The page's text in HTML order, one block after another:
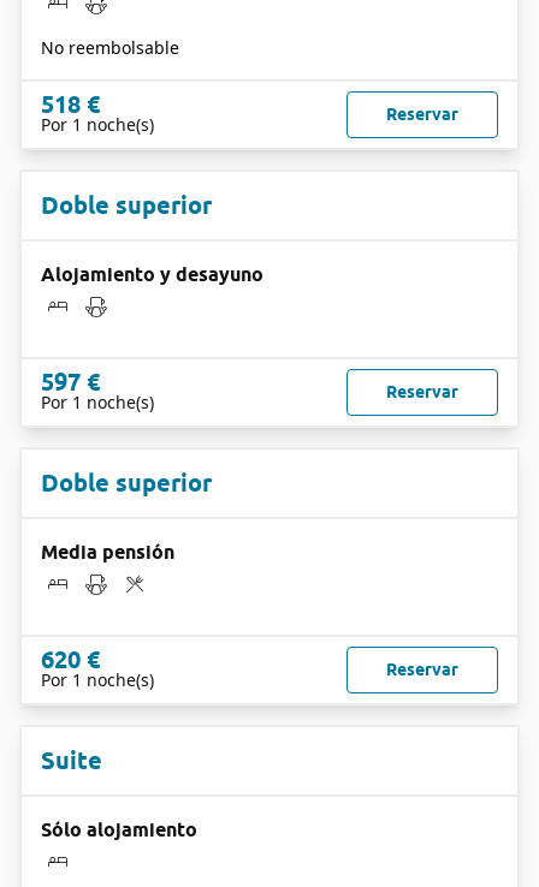
No reembolsable
518 €
Por 1 noche(s) Reservar
Doble superior
Alojamiento y desayuno
597 €
Por 1 noche(s) Reservar
Doble superior
Media pensión
620 €
Por 1 noche(s) Reservar
Suite
Sólo alojamiento